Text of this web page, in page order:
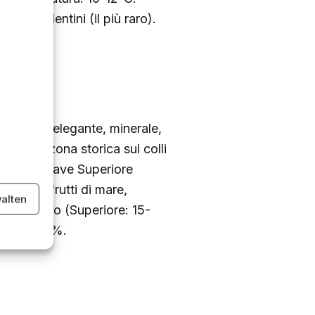
Valentini (il più raro).
elegante, minerale,
(zona storica sui colli
Il Soave Superiore
ai frutti di mare,
8-15 euro (Superiore: 15-
12-13%.